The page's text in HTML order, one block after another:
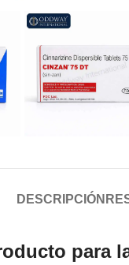
DESCRIPCIÓN
para